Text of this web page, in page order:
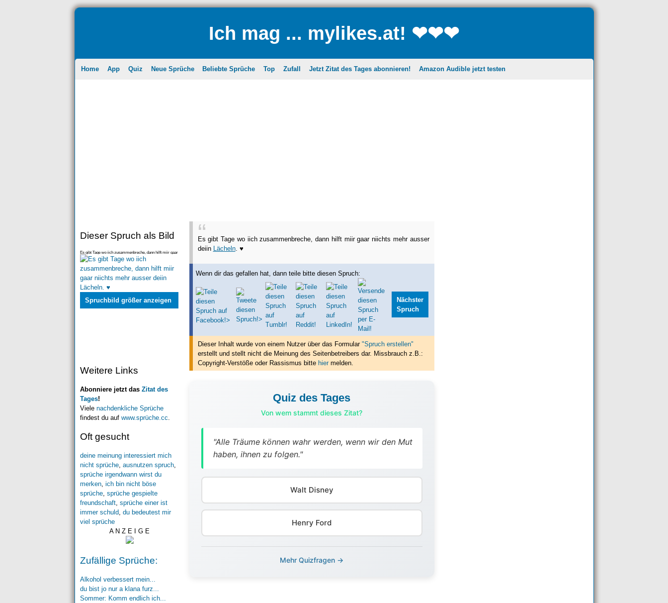
Ich mag ... mylikes.at! ❤❤❤
Home App Quiz Neue Sprüche Beliebte Sprüche Top Zufall Jetzt Zitat des Tages abonnieren! Amazon Audible jetzt testen
Dieser Spruch als Bild
Es gibt Tage wo iich zusammenbreche, dann hilft miir gaar
niichts mehr ausser deiin Lächeln. ♥
Spruchbild größer anzeigen
Weitere Links
Abonniere jetzt das Zitat des
Tages!
Viele nachdenkliche Sprüche
findest du auf www.sprüche.cc
Oft gesucht
deine meinung interessiert mich
nicht sprüche, ausnutzen spruch,
sprüche irgendwann wirst du
merken, ich bin nicht böse
sprüche, sprüche gespielte
freundschaft, sprüche einer ist
immer schuld, du bedeutest mir
viel sprüche
A N Z E I G E
Zufällige Sprüche:
Alkohol verbessert mein...
du bist jo nur a klana furz...
Sommer: Komm endlich ich...
Es gibt Tage wo iich zusammenbreche, dann hilft miir gaar niichts mehr ausser
deiin
Lächeln. ♥
Wenn dir das gefallen hat, dann teile bitte diesen Spruch:
Nächster
Spruch
Dieser Inhalt wurde von einem Nutzer über das Formular "Spruch erstellen"
erstelltund stellt nicht die Meinung des Seitenbetreibers dar. Missbrauch z.B.:
Copyright-Verstöße oder Rassismus bitte hiermelden.
Quiz des Tages
Von wem stammt dieses Zitat?
"Alle Träume können wahr werden, wenn wir den Mut
haben, ihnen zu folgen."
Walt Disney
Henry Ford
Mehr Quizfragen →